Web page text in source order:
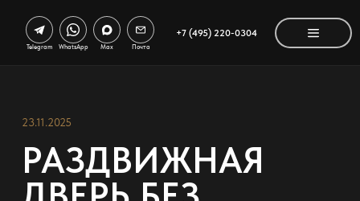
+7 (495) 220-0304
Telegram WhatsApp Max Почта
23.11.2025
РАЗДВИЖНАЯ